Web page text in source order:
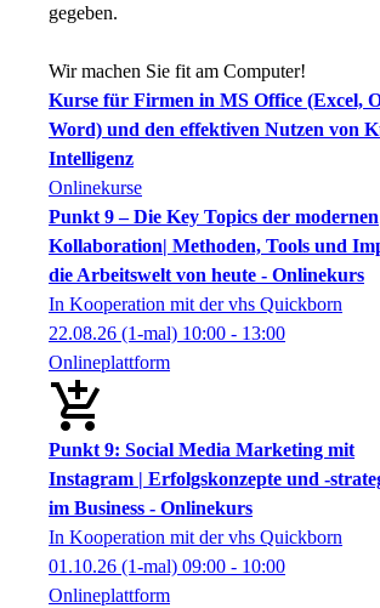
gegeben.
Wir machen Sie fit am Computer!
Kurse für Firmen in MS Office (Excel,
Word) und den effektiven Nutzen von
Intelligenz
Onlinekurse
Punkt 9 – Die Key Topics der modernen
Kollaboration| Methoden, Tools und
die Arbeitswelt von heute - Onlinekurs
In Kooperation mit der vhs Quickborn
22.08.26 (1-mal) 10:00 - 13:00
Onlineplattform
Punkt 9: Social Media Marketing mit
Instagram | Erfolgskonzepte und -
im Business - Onlinekurs
In Kooperation mit der vhs Quickborn
01.10.26 (1-mal) 09:00 - 10:00
Onlineplattform